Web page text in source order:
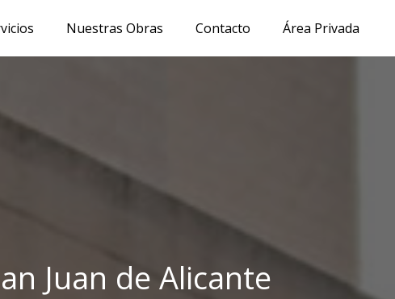
Nuestras Obras Contacto Área Privada
Juan de Alicante